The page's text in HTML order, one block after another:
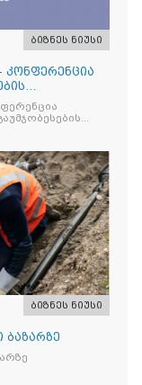
ბიზნეს ნიუსი
კონფერენცია
ბიზნეს ნიუსი